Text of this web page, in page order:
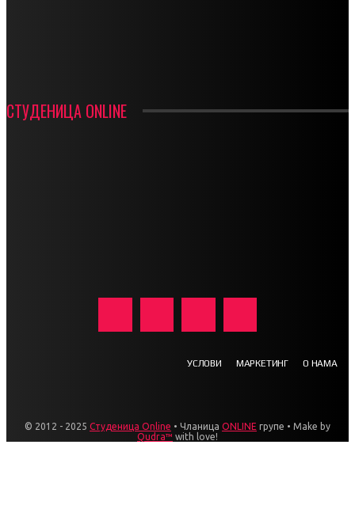
СТУДЕНИЦА ONLINE
УСЛОВИ МАРКЕТИНГ О НАМА
© 2012 - 2025 Студеница Online • Чланица ONLINE групе • Make by
Qudra™ with love!